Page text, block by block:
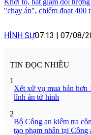
Khởi tố, bắt giam đối
"chạy án", chiếm đoạt 400
HÌNH SỰ07:13 | 07/08/
TIN ĐỌC NHIỀU
1
Xét xử vụ mua bán
lĩnh án tử hình
2
Bộ Công an kiểm tra
tạo phạm nhân tại Công